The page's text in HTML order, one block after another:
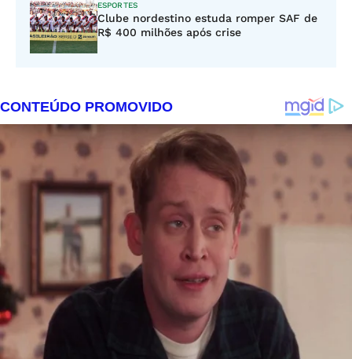
ESPORTES
Clube nordestino estuda romper SAF de
R$ 400 milhões após crise